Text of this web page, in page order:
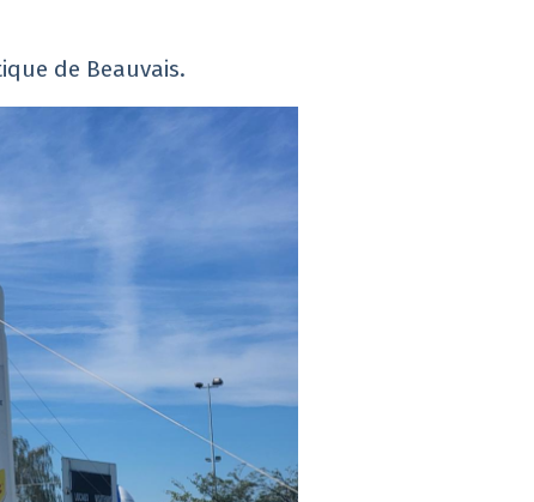
de Beauvais.